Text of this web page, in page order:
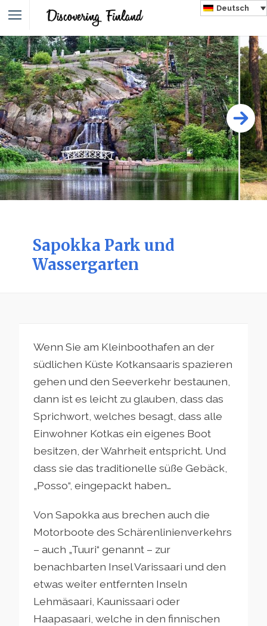
Deutsch
Sapokka Park und
Wassergarten
Wenn Sie am Kleinboothafen an der
südlichen Küste Kotkansaaris spazieren
gehen und den Seeverkehr bestaunen,
dann ist es leicht zu glauben, dass das
Sprichwort, welches besagt, dass alle
Einwohner Kotkas ein eigenes Boot
besitzen, der Wahrheit entspricht. Und
dass sie das traditionelle süße Gebäck,
„Posso“, eingepackt haben…
Von Sapokka aus brechen auch die
Motorboote des Schärenlinienverkehrs
– auch „Tuuri“ genannt – zur
benachbarten Insel Varissaari und den
etwas weiter entfernten Inseln
Lehmäsaari, Kaunissaari oder
Haapasaari, welche in den finnischen